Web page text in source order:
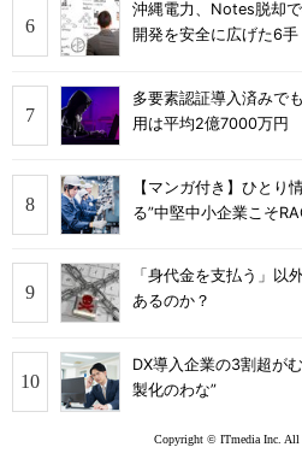
沖縄電力、Notes脱却
開発を安全に広げた6手
多要素認証導入済みで
用は平均2億7000万円
【マンガ付き】ひとり
る”中堅中小企業こそ
「身代金を支払う」以
あるのか？
DX導入企業の3割超が
製化のわな”
Copyright © ITmedia Inc. All